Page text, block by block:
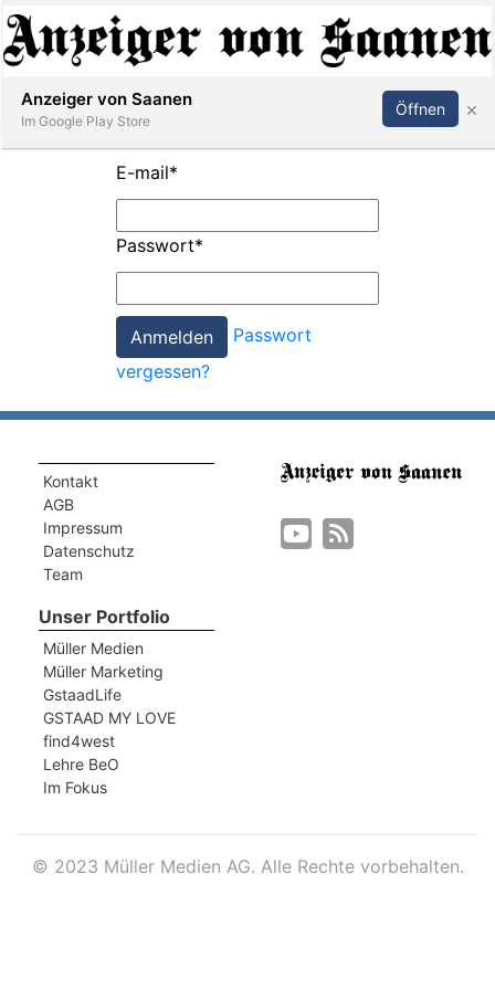
Abonnieren Anmelden
E-mail*
Passwort*
Passwort
vergessen?
Kontakt
AGB
Impressum
Datenschutz
Team
Unser Portfolio
Müller Medien
Müller Marketing
GstaadLife
GSTAAD MY LOVE
find4west
Lehre BeO
Im Fokus
© 2023 Müller Medien AG. Alle Rechte vorbehalten.
Anzeiger von Saanen
Im Google Play Store
Öffnen ×